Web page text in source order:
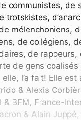
communistes,
trotskistes,
mélenchoniens,
de collégiens,
de
de gens coalisés
l’a fait! Elle
& Alexis
& BFM, France-
& Alain